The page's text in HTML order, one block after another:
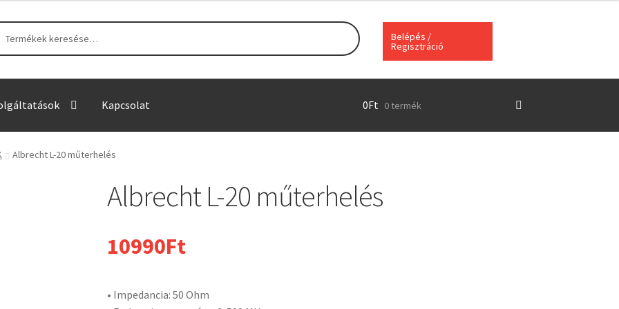
Belépés /
Regisztráció
Kapcsolat 0Ft 0 termék
Albrecht L-20 műterhelés
Albrecht L-20 műterhelés
10990Ft
• Impedancia: 50 Ohm